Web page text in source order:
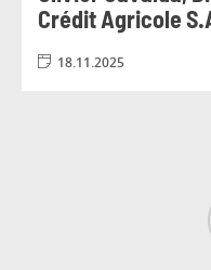
Crédit Agricole
18.11.2025